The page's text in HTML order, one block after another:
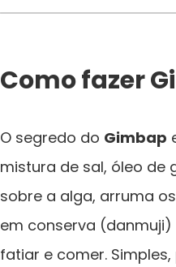
Como fazer
O segredo do Gimbap
mistura de sal, óleo de
sobre a alga, arruma
em conserva (danmuji)
fatiar e comer.